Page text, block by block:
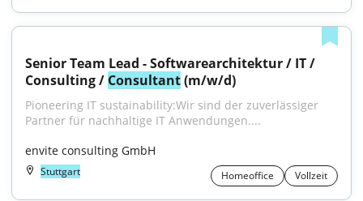
Senior Team Lead - Softwarearchitektur / IT /
Consulting / Consultant (m/w/d)
Pioneering IT sustainability:Wir sind der zuverlässiger
Partner für nachhaltige IT Anwendungen....
envite consulting GmbH
Stuttgart Homeoffice Vollzeit